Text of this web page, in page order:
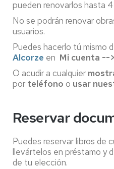
pueden renovarlos hasta
No se podrán renovar
usuarios.
Puedes hacerlo tú mismo
Alcorze en Mi cuenta -->
O acudir a cualquier
por teléfono o usar
Reservar
Puedes reservar libros de
llevártelos en préstamo y
de tu elección.